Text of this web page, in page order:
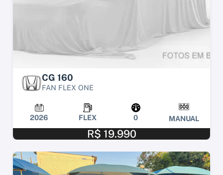
CG 160
FAN FLEX ONE
2026 FLEX 0 MANUAL
R$ 19.990